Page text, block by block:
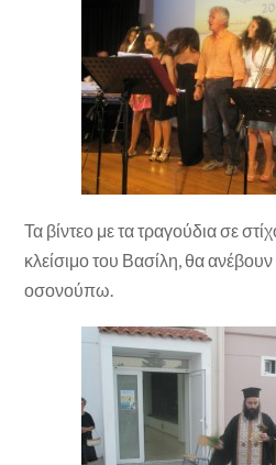
Τα βίντεο με τα τραγούδια σε
κλείσιμο του Βασίλη, θα
οσονούπω.